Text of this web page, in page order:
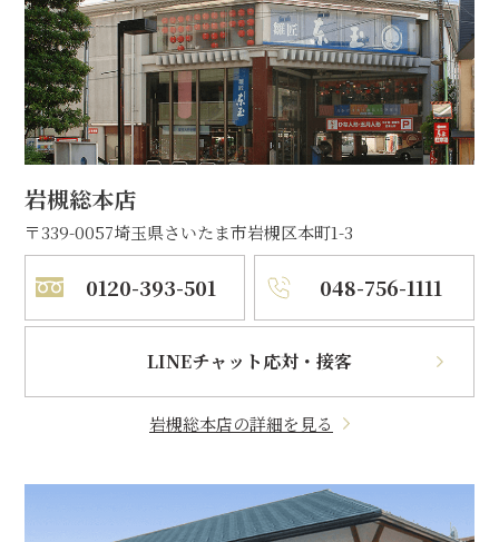
岩槻総本店
〒339-0057埼玉県さいたま市岩槻区本町1-3
0120-393-501 048-756-1111
LINEチャット応対・接客
岩槻総本店の詳細を見る